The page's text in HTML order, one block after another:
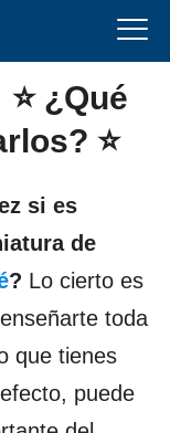
¿Qué
⭐
si es
de
? Lo cierto es
toda
que tienes
puede